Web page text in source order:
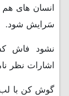
انسان های
سَرایش شود.
نشود فاش
اشارات نظر
گوش کن با